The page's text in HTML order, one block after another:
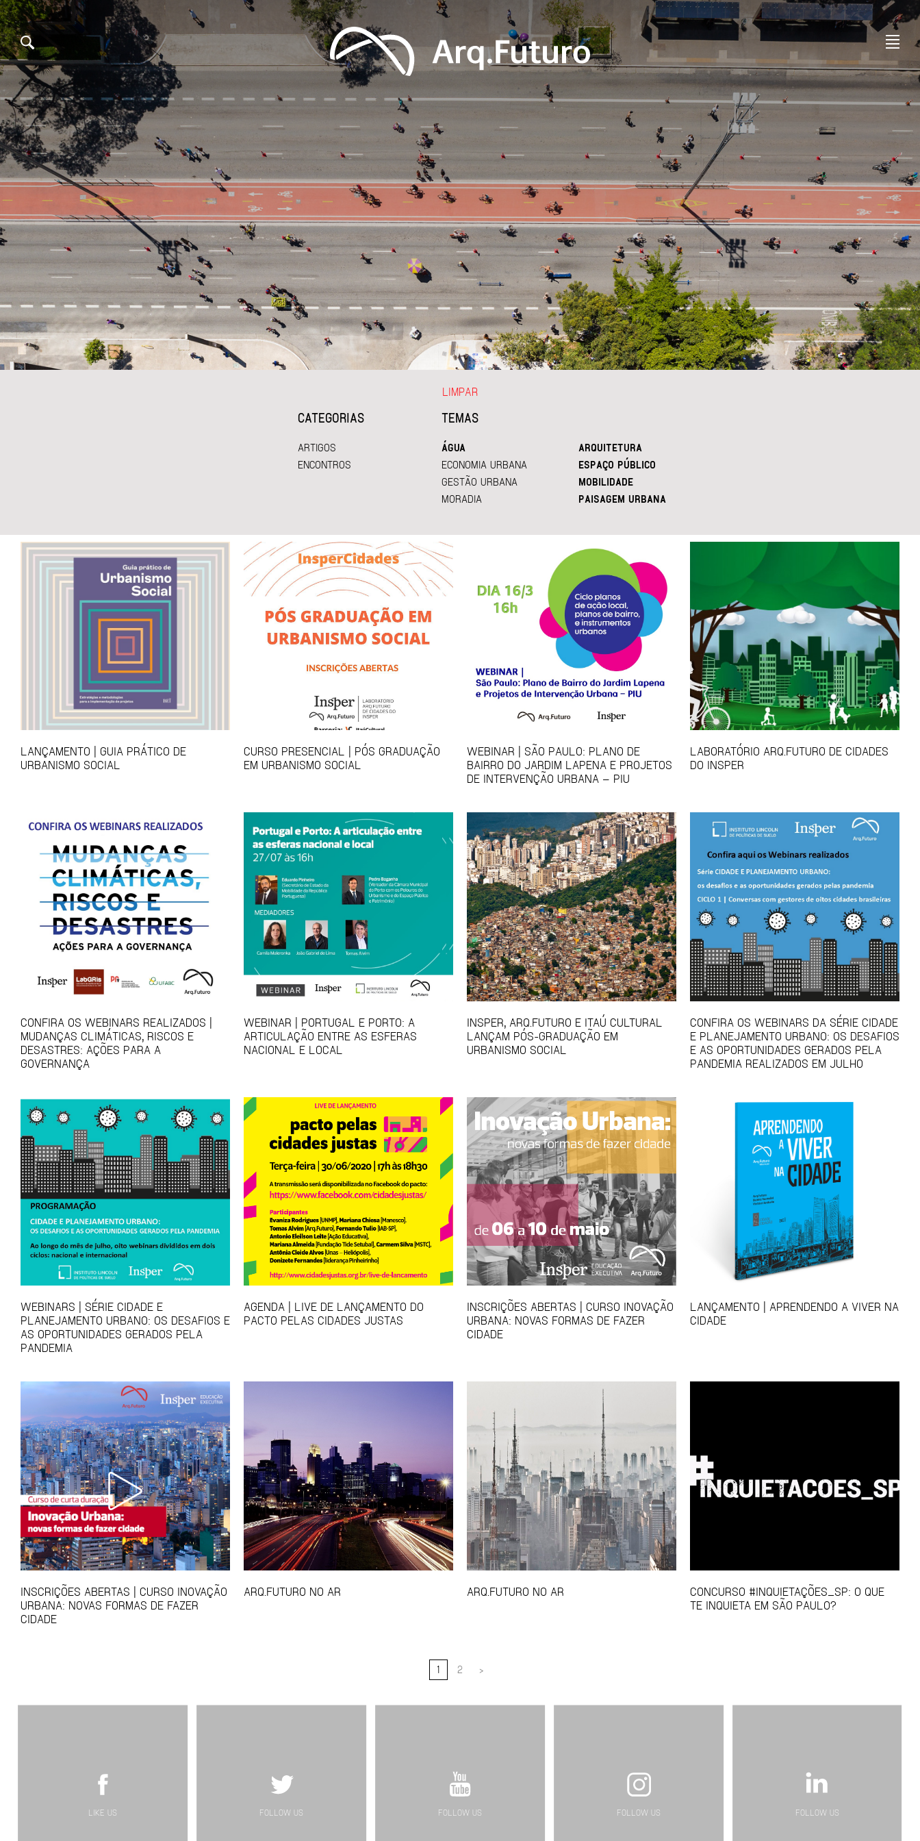
CATEGORIAS
ARTIGOS
ENCONTROS
TEMAS
ÁGUA
ARQUITETURA
ECONOMIA URBANA
ESPAÇO PÚBLICO
GESTÃO URBANA
MOBILIDADE
MORADIA
PAISAGEM URBANA
LIMPAR
LANÇAMENTO | GUIA PRÁTICO DE
URBANISMO SOCIAL
CURSO PRESENCIAL | PÓS GRADUAÇÃO
EM URBANISMO SOCIAL
WEBINAR | SÃO PAULO: PLANO DE
BAIRRO DO JARDIM LAPENA E PROJETOS
DE INTERVENÇÃO URBANA – PIU
LABORATÓRIO ARQ.FUTURO DE CIDADES
DO INSPER
CONFIRA OS WEBINARS REALIZADOS |
MUDANÇAS CLIMÁTICAS, RISCOS E
DESASTRES: AÇÕES PARA A
GOVERNANÇA
WEBINAR | PORTUGAL E PORTO: A
ARTICULAÇÃO ENTRE AS ESFERAS
NACIONAL E LOCAL
INSPER, ARQ.FUTURO E ITAÚ CULTURAL
LANÇAM PÓS-GRADUAÇÃO EM
URBANISMO SOCIAL
CONFIRA OS WEBINARS DA SÉRIE CIDADE
E PLANEJAMENTO URBANO: OS DESAFIOS
E AS OPORTUNIDADES GERADOS PELA
PANDEMIA REALIZADOS EM JULHO
WEBINARS | SÉRIE CIDADE E
PLANEJAMENTO URBANO: OS DESAFIOS E
AS OPORTUNIDADES GERADOS PELA
PANDEMIA
AGENDA | LIVE DE LANÇAMENTO DO
PACTO PELAS CIDADES JUSTAS
INSCRIÇÕES ABERTAS | CURSO INOVAÇÃO
URBANA: NOVAS FORMAS DE FAZER
CIDADE
LANÇAMENTO | APRENDENDO A VIVER NA
CIDADE
INSCRIÇÕES ABERTAS | CURSO INOVAÇÃO
URBANA: NOVAS FORMAS DE FAZER
CIDADE
ARQ.FUTURO NO AR ARQ.FUTURO NO AR
CONCURSO #INQUIETAÇÕES_SP: O QUE
TE INQUIETA EM SÃO PAULO?
1 2 >
LIKE US FOLLOW US FOLLOW US FOLLOW US FOLLOW US